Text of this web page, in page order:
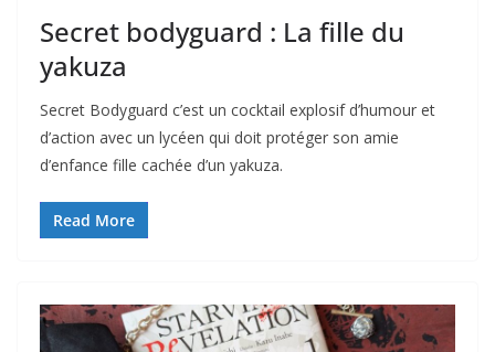
Secret bodyguard : La fille du
yakuza
Secret Bodyguard c’est un cocktail explosif d’humour et
d’action avec un lycéen qui doit protéger son amie
d’enfance fille cachée d’un yakuza.
Read More